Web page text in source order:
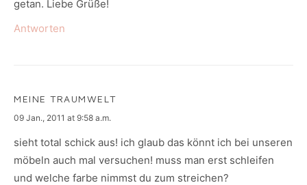
getan. Liebe Grüße!
Antworten
MEINE TRAUMWELT
says:
09 Jan., 2011 at 9:58 a.m.
sieht total schick aus! ich glaub das könnt ich bei unseren
möbeln auch mal versuchen! muss man erst schleifen
und welche farbe nimmst du zum streichen?